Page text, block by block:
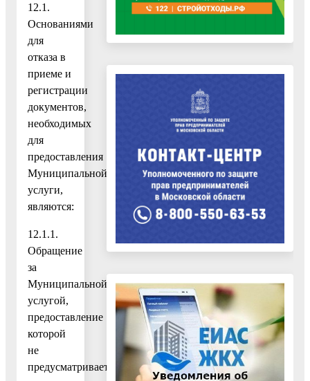
12.1.
Основаниями
для
отказа в
приеме и
регистрации
документов,
необходимых
для
предоставления
Муниципальной
услуги,
являются:
12.1.1.
Обращение
за
Муниципальной
услугой,
предоставление
которой
не
предусматривается